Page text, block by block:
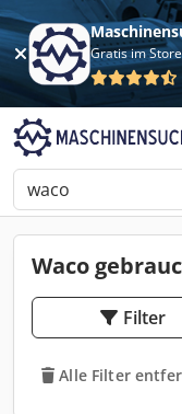
Gratis im Store
Waco
Filter
Alle Filter